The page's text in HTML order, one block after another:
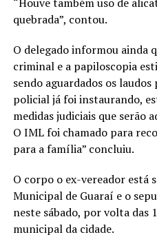
quebrada”, contou.
O delegado informou ainda
criminal e a papiloscopia
sendo aguardados os
policial já foi instaurando,
medidas judiciais que serão
O IML foi chamado para
para a família” concluiu.
O corpo o ex-vereador está
Municipal de Guaraí e o
neste sábado, por volta das
municipal da cidade.